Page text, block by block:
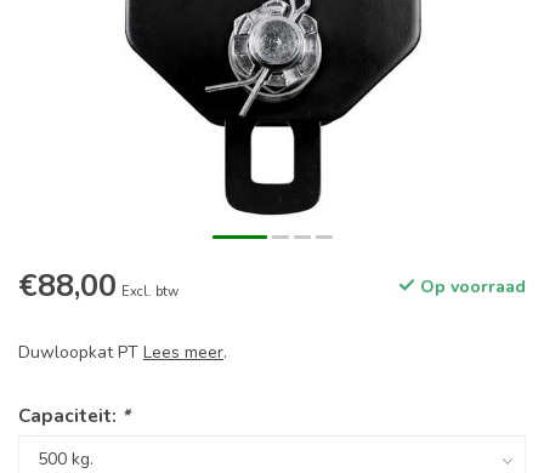
€88,00 Excl. btw Op voorraad
Duwloopkat PT Lees meer.
Capaciteit: *